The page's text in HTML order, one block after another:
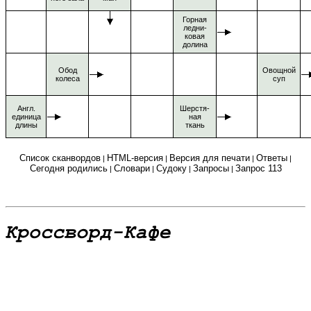
Горная
ледни-
ковая
долина
Обод
колеса
Овощной
суп
Англ.
единица
длины
Шерстя-
ная
ткань
Список сканвордов | HTML-версия | Версия для печати | Ответы |
Сегодня родились| Словари| Судоку| Запросы| Запрос 113